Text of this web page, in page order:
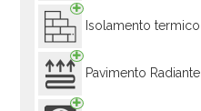
Isolamento termico
Pavimento Radiante